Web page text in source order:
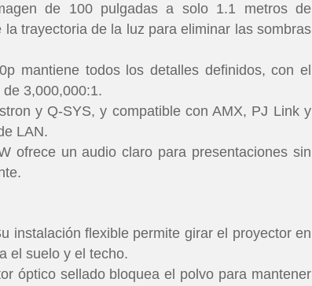
de 100 pulgadas a solo 1.1 metros de
trayectoria de la luz para eliminar las sombras
mantiene todos los detalles definidos, con el
3,000,000:1.
y Q-SYS, y compatible con AMX, PJ Link y
LAN.
ofrece un audio claro para presentaciones sin
instalación flexible permite girar el proyector en
el suelo y el techo.
óptico sellado bloquea el polvo para mantener